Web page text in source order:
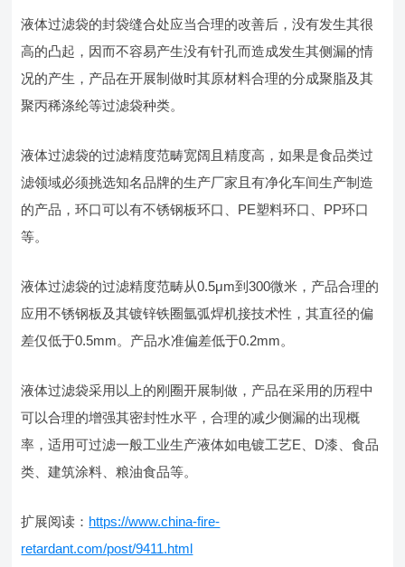
液体过滤袋的封袋缝合处应当合理的改善后，没有发生其很
高的凸起，因而不容易产生没有针孔而造成发生其侧漏的情
况的产生，产品在开展制做时其原材料合理的分成聚脂及其
聚丙稀涤纶等过滤袋种类。
液体过滤袋的过滤精度范畴宽阔且精度高，如果是食品类过
滤领域必须挑选知名品牌的生产厂家且有净化车间生产制造
的产品，环口可以有不锈钢板环口、PE塑料环口、PP环口
等。
液体过滤袋的过滤精度范畴从0.5μm到300微米，产品合理的
应用不锈钢板及其镀锌铁圈氩弧焊机接技术性，其直径的偏
差仅低于0.5mm。产品水准偏差低于0.2mm。
液体过滤袋采用以上的刚圈开展制做，产品在采用的历程中
可以合理的增强其密封性水平，合理的减少侧漏的出现概
率，适用可过滤一般工业生产液体如电镀工艺E、D漆、食品
类、建筑涂料、粮油食品等。
扩展阅读： https://www.china-fire-
retardant.com/post/9411.html